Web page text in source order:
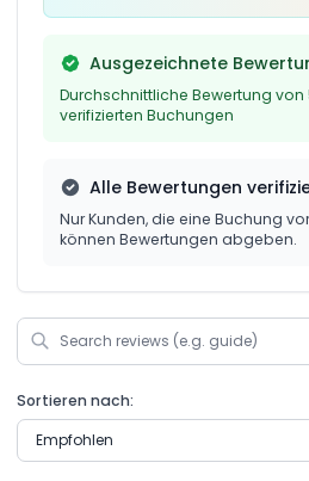
Ausgezeichnete
Durchschnittliche Bewertung
verifizierten Buchungen
Alle Bewertungen
Nur Kunden, die eine Buchung
können Bewertungen abgeben.
Sortieren nach: